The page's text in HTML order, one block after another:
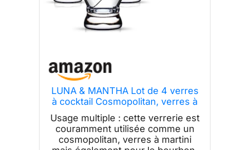
LUNA & MANTHA Lot de 4 verres
à cocktail Cosmopolitan, verres à
martini avec base lourde – Verres
parfaits pour la maison, le bar, le
restaurant, les fêtes – Beau
cadeau de pendaison de
Usage multiple : cette verrerie est
couramment utilisée comme un
cosmopolitan, verres à martini